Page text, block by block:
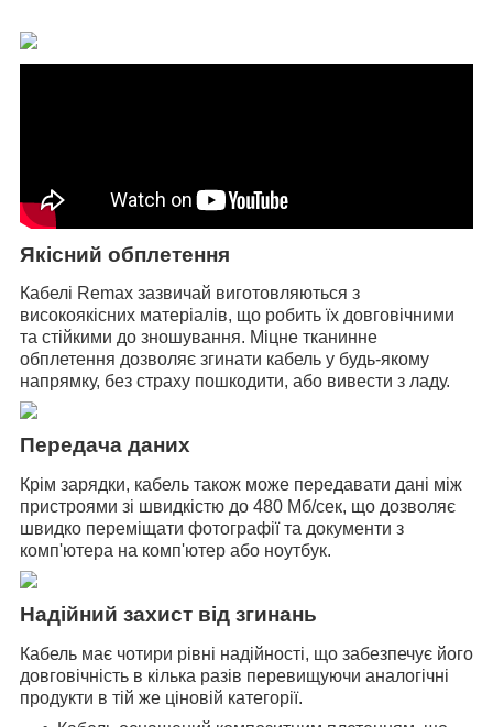
Якісний обплетення
Кабелі Remax зазвичай виготовляються з
високоякісних матеріалів, що робить їх довговічними
та стійкими до зношування. Міцне тканинне
обплетення дозволяє згинати кабель у будь-якому
напрямку, без страху пошкодити, або вивести з ладу.
Передача даних
Крім зарядки, кабель також може передавати дані між
пристроями зі швидкістю до 480 Мб/сек, що дозволяє
швидко переміщати фотографії та документи з
комп'ютера на комп'ютер або ноутбук.
Надійний захист від згинань
Кабель має чотири рівні надійності, що забезпечує його
довговічність в кілька разів перевищуючи аналогічні
продукти в тій же ціновій категорії.